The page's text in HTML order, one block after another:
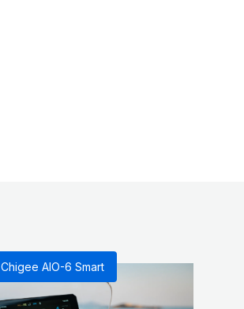
Chigee AIO-6 Smart